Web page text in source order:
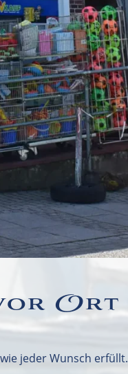
Ort
jeder Wunsch erfüllt.